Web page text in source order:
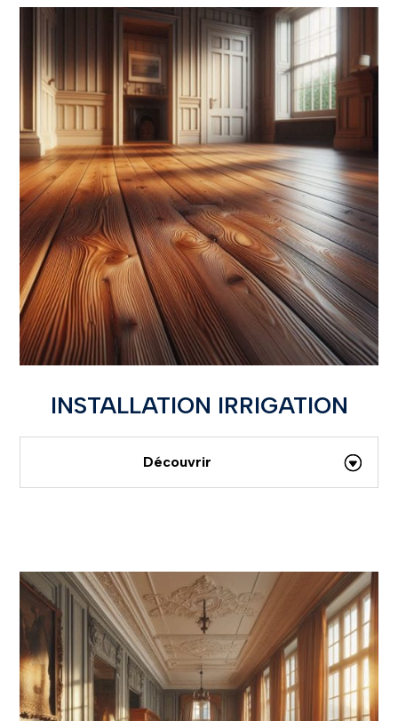
INSTALLATION IRRIGATION
Découvrir